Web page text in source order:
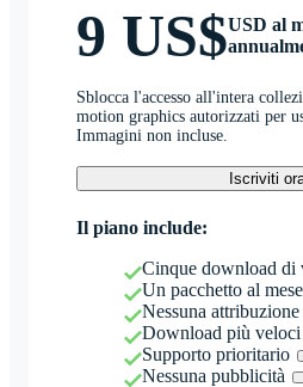
9 US$USD al
Sblocca l'accesso all'intera
motion graphics autorizzati per
Immagini non incluse.
Iscriviti
Il piano include:
Cinque download di
Un pacchetto al mese
Nessuna attribuzione
Download più veloci
Supporto prioritario
Nessuna pubblicità